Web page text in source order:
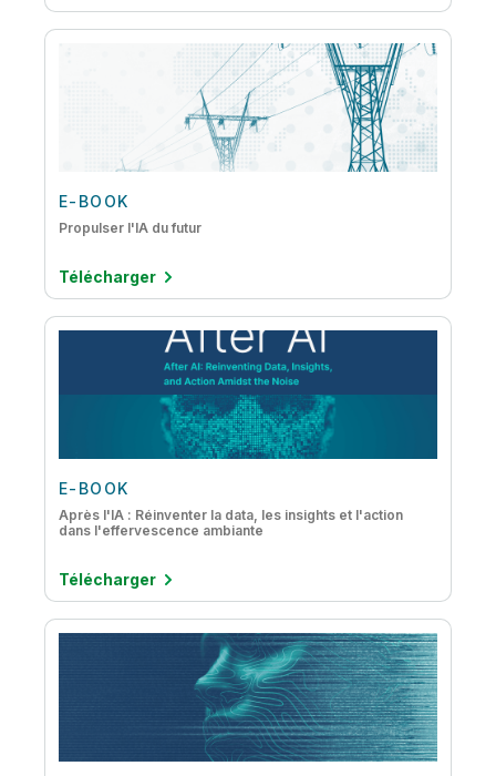
E-BOOK
Propulser l'IA du futur
Télécharger
E-BOOK
Après l'IA : Réinventer la data, les insights et l'action
dans l'effervescence ambiante
Télécharger